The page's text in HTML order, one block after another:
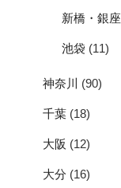
新橋・銀座
池袋 (11)
神奈川 (90)
千葉 (18)
大阪 (12)
大分 (16)